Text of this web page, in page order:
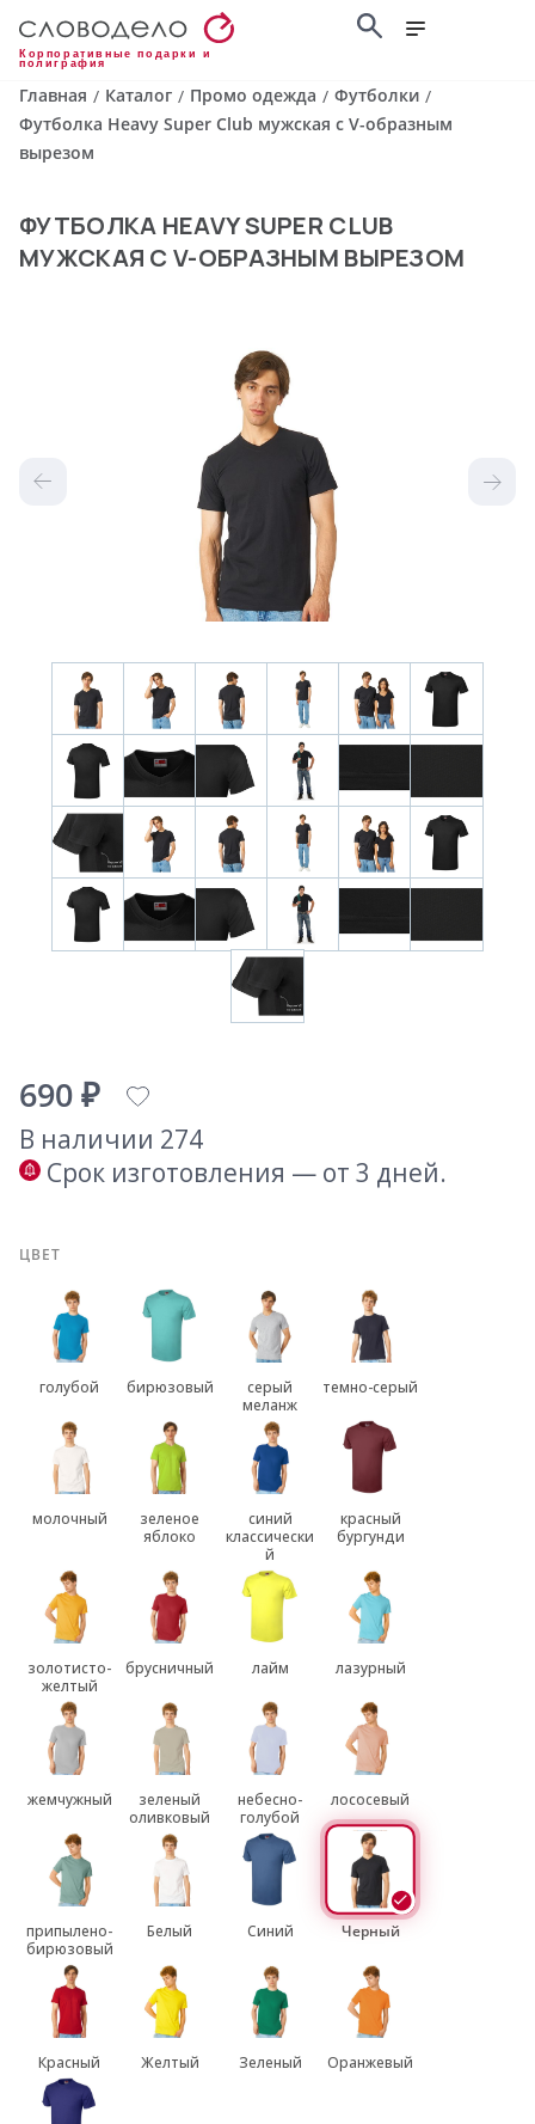
Корпоративные подарки и
полиграфия
Главная / Каталог / Промо одежда / Футболки /
Футболка Heavy Super Club мужская с V-образным
вырезом
ФУТБОЛКА HEAVY SUPER CLUB
МУЖСКАЯ С V-ОБРАЗНЫМ ВЫРЕЗОМ
690 ₽
В наличии 274
Срок изготовления — от 3 дней.
ЦВЕТ
голубой бирюзовый
серый
меланж
темно-серый
молочный
зеленое
яблоко
синий
классически
й
красный
бургунди
золотисто-
желтый
брусничный лайм лазурный
жемчужный
зеленый
оливковый
небесно-
голубой
лососевый
припылено-
бирюзовый
Белый Синий Черный
Красный Желтый Зеленый Оранжевый